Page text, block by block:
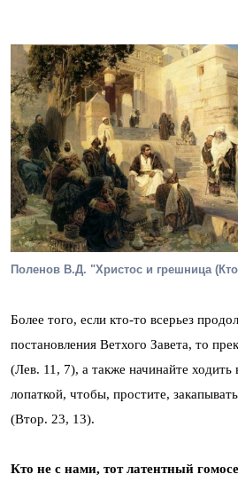
Поленов В.Д. "Христос и грешница (Кто
Более того, если кто-то всерьез
постановления Ветхого Завета, то
(Лев. 11, 7), а также начинайте ходить
лопаткой, чтобы, простите,
(Втор. 23, 13).
Кто не с нами, тот латентный